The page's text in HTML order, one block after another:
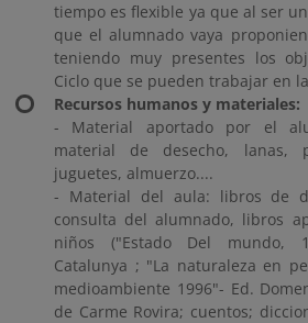
tiempo es flexible ya que al ser
que el alumnado vaya
teniendo muy presentes los
Ciclo que se pueden trabajar en
Recursos humanos y materiales:
- Material aportado por el
material de desecho, lanas,
juguetes, almuerzo....
- Material del aula: libros de
consulta del alumnado, libros
niños ("Estado Del mundo,
Catalunya ; "La naturaleza en
medioambiente 1996"- Ed.
de Carme Rovira; cuentos;